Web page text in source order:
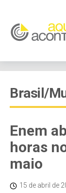
Brasil/
Enem
horas
maio
15 de abril de